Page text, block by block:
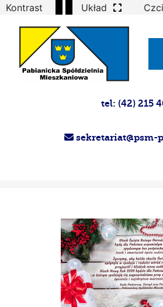
Kontrast Układ
tel: (42) 215
sekretariat@psm-